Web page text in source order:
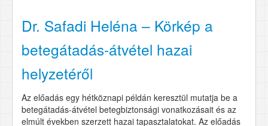
Dr. Safadi Heléna – Körkép a
betegátadás-átvétel hazai
helyzetéről
Az előadás egy hétköznapi példán keresztül mutatja be a
betegátadás-átvétel betegbiztonsági vonatkozásait és az
elmúlt években szerzett hazai tapasztalatokat. Az előadás